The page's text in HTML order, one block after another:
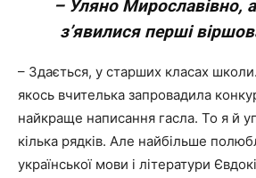
– Уляно Мирославівно,
з’явилися перші
– Здається, у старших класах
якось вчителька запровадила
найкраще написання гасла. То я й
кілька рядків. Але найбільше
української мови і літератури